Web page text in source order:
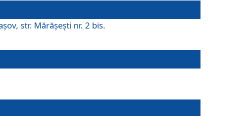
str. Mărăşeşti nr. 2 bis.